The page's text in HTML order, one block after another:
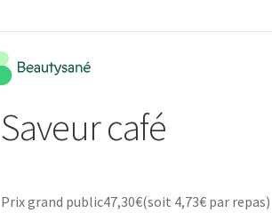
Saveur café
Prix grand public47,30€(soit 4,73€ par repas)